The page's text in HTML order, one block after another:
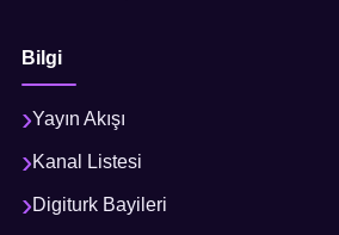
Bilgi
Yayın Akışı
Kanal Listesi
Digiturk Bayileri